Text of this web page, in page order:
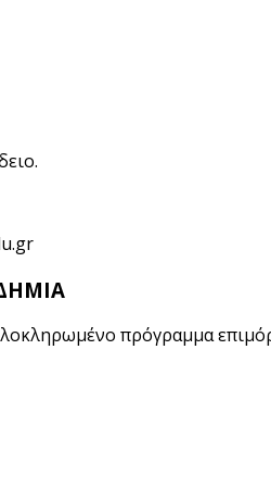
πρόγραμμα